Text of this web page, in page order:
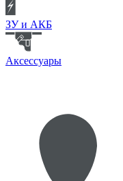
ЗУ и АКБ
Аксессуары